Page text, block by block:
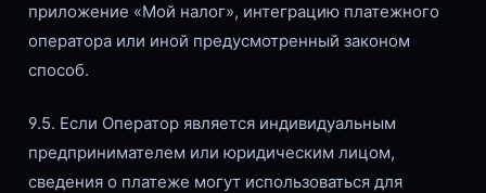
приложение «Мой налог», интеграцию платежного
оператора или иной предусмотренный законом
способ.
9.5. Если Оператор является индивидуальным
предпринимателем или юридическим лицом,
сведения о платеже могут использоваться для